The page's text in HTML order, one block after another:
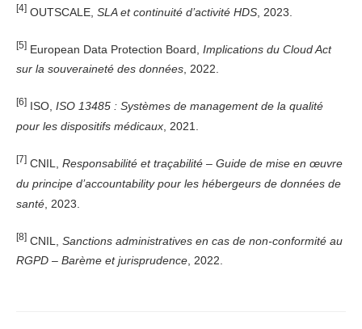
[4] OUTSCALE, SLA et continuité d’activité HDS , 2023.
[5] European Data Protection Board, Implications du Cloud Act
sur la souveraineté des données, 2022.
[6] ISO, ISO 13485 : Systèmes de management de la qualité
pour les dispositifs médicaux , 2021.
[7] CNIL, Responsabilité et traçabilité – Guide de mise en œuvre
du principe d’accountability pour les hébergeurs de données de
santé , 2023.
[8] CNIL, Sanctions administratives en cas de non-conformité au
RGPD – Barème et jurisprudence, 2022.